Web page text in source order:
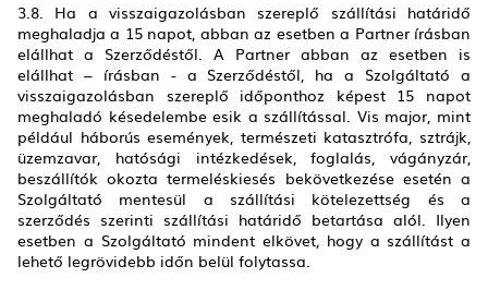
3.8. Ha a visszaigazolásban szereplő szállítási határidő
meghaladja a 15 napot, abban az esetben a Partner írásban
elállhat a Szerződéstől. A Partner abban az esetben is
elállhat – írásban - a Szerződéstől, ha a Szolgáltató a
visszaigazolásban szereplő időponthoz képest 15 napot
meghaladó késedelembe esik a szállítással. Vis major, mint
például háborús események, természeti katasztrófa, sztrájk,
üzemzavar, hatósági intézkedések, foglalás, vágányzár,
beszállítók okozta termeléskiesés bekövetkezése esetén a
Szolgáltató mentesül a szállítási kötelezettség és a
szerződés szerinti szállítási határidő betartása alól. Ilyen
esetben a Szolgáltató mindent elkövet, hogy a szállítást a
lehető legrövidebb időn belül folytassa.